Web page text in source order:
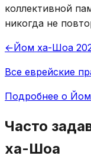
коллективной
никогда не
←Йом ха-Шоа
Все еврейские
Подробнее о
Часто
ха-Шоа